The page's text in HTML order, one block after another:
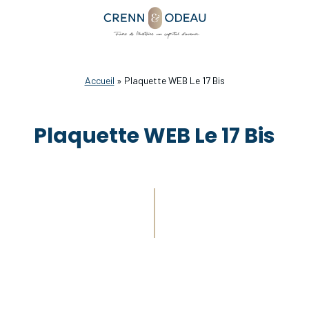
Accueil » Plaquette WEB Le 17 Bis
Plaquette WEB Le 17 Bis